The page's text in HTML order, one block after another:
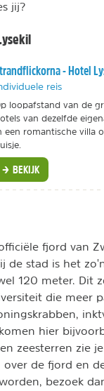
jij?
- Hotel
reis
loopafstand van de
van dezelfde
een romantische villa
BEKIJK
fjord van
de stad is het
120 meter. Dit
die meer
hier
zeesterren zie
de fjord en
bezoek